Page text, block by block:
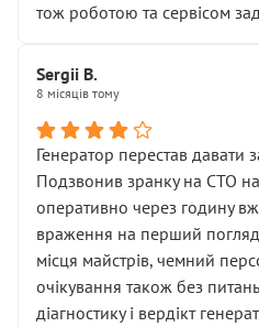
тож роботою та сервісом
Sergii B.
8 місяців тому
Генератор перестав давати
Подзвонив зранку на СТО
оперативно через годину
враження на перший погляд,
місця майстрів, чемний
очікування також без
діагностику і вердікт